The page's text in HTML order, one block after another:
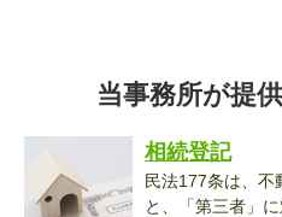
当事務所が提
相続登記
民法177条は、不
と、「第三者」